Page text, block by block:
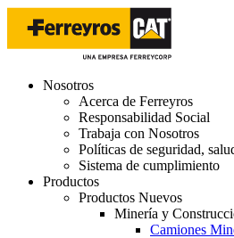
Nosotros
Acerca de Ferreyros
Responsabilidad Social
Trabaja con Nosotros
Políticas de seguridad,
Sistema de cumplimiento
Productos
Productos Nuevos
Minería y
Camiones